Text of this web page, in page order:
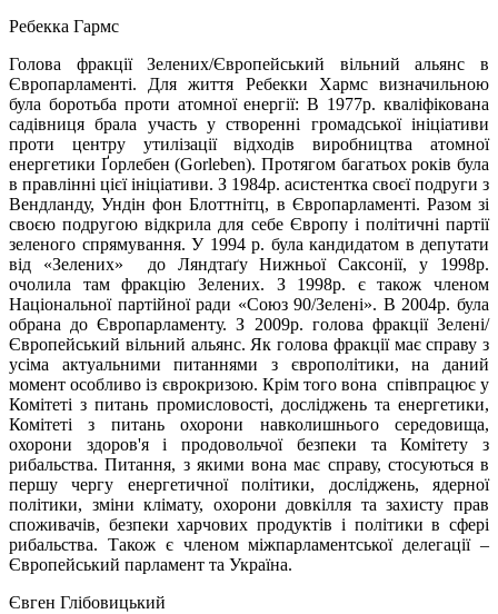
Ребекка Гармс
Голова фракції Зелених/Європейський вільний альянс в
Європарламенті. Для життя Ребекки Хармс визначильною
була боротьба проти атомної енергії: В 1977р. кваліфікована
садівниця брала участь у створенні громадської ініціативи
проти центру утилізації відходів виробництва атомної
енергетики Ґорлебен (Gorleben). Протягом багатьох років була
в правлінні цієї ініціативи. З 1984р. асистентка своєї подруги з
Вендланду, Ундін фон Блоттнітц, в Європарламенті. Разом зі
своєю подругою відкрила для себе Європу і політичні партії
зеленого спрямування. У 1994 р. була кандидатом в депутати
від «Зелених» до Ляндтаґу Нижньої Саксонії, у 1998р.
очолила там фракцію Зелених. З 1998р. є також членом
Національної партійної ради «Союз 90/Зелені». В 2004р. була
обрана до Європарламенту. З 2009р. голова фракції Зелені/
Європейський вільний альянс. Як голова фракції має справу з
усіма актуальними питаннями з європолітики, на даний
момент особливо із єврокризою. Крім того вона співпрацює у
Комітеті з питань промисловості, досліджень та енергетики,
Комітеті з питань охорони навколишнього середовища,
охорони здоров'я і продовольчої безпеки та Комітету з
рибальства. Питання, з якими вона має справу, стосуються в
першу чергу енергетичної політики, досліджень, ядерної
політики, зміни клімату, охорони довкілля та захисту прав
споживачів, безпеки харчових продуктів і політики в сфері
рибальства. Також є членом міжпарламентської делегації –
Європейський парламент та Україна.
Євген Глібовицький